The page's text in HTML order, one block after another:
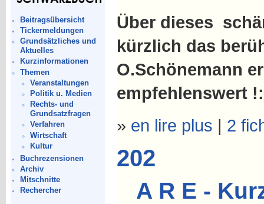
Beitragsübersicht
Tickermeldungen
Grundsätzliches und
Aktuelles
Kurzinformationen
Themen
Veranstaltungen
Politik u. Medien
Rechts- und
Grundsatzfragen
Verfahren
Wirtschaft
Kultur
Buchrezensionen
Archiv
Mitschnitte
Rechercher
Über dieses
kürzlich das
O.Schönemann
empfehlenswert !:
» en lire plus | 2
202
A R E -